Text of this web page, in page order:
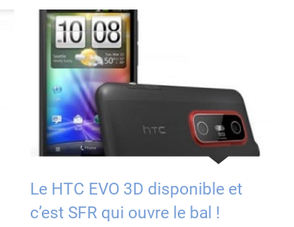
Le HTC EVO 3D disponible et
c’est SFR qui ouvre le bal !